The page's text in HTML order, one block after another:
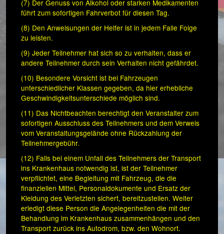
(7) Der Genuss von Alkohol oder starken Medikamenten
führt zum sofortigen Fahrverbot für diesen Tag.
(8) Den Anweisungen der Helfer ist in jedem Falle Folge
zu leisten.
(9) Jeder Teilnehmer hat sich so zu verhalten, dass er
andere Teilnehmer durch sein Verhalten nicht gefährdet.
(10) Besondere Vorsicht ist bei Fahrzeugen
unterschiedlicher Klassen gegeben, da hier erhebliche
Geschwindigkeitsunterschiede möglich sind.
(11) Das Nichtbeachten berechtigt den Veranstalter zum
sofortigen Ausschluss des Teilnehmers und dem Verweis
vom Veranstaltungsgelände ohne Rückzahlung der
Teilnehmergebühr.
(12) Falls bei einem Unfall des Teilnehmers der Transport
ins Krankenhaus notwendig ist, ist der Teilnehmer
verpflichtet, eine Begleitung mit Fahrzeug, die die
finanziellen Mittel, Personaldokumente und Ersatz der
Kleidung des Verletzten sichert, bereitzustellen. Weiter
erledigt diese Person die Angelegenheiten die mit der
Behandlung im Krankenhaus zusammenhängen und den
Transport zurück ins Autodrom, bzw. den Wohnort.